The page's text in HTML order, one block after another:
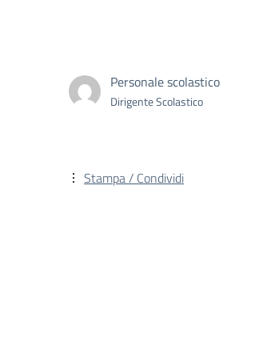
Personale scolastico
Dirigente Scolastico
Stampa / Condividi